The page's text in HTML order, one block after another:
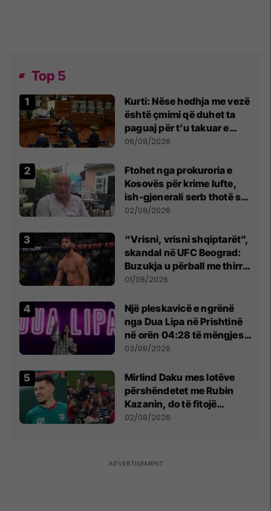
Top 5
Kurti: Nëse hedhja me vezë
është çmimi që duhet ta
paguaj për t’u takuar e
bashkëbiseduar jam i
06/08/2026
Ftohet nga prokuroria e
Kosovës për krime lufte,
ish-gjenerali serb thotë se
dikush e tradhtoi në
02/08/2026
“Vrisni, vrisni shqiptarët”,
skandal në UFC Beograd:
Buzukja u përball me thirrje
anti-shqiptare nga
01/08/2026
Një pleskavicë e ngrënë
nga Dua Lipa në Prishtinë
në orën 04:28 të mëngjesit
- dhe bota digjitale serbe
03/08/2026
Mirlind Daku mes lotëve
përshëndetet me Rubin
Kazanin, do të fitojë
miliona te Spartak Moska
02/08/2026